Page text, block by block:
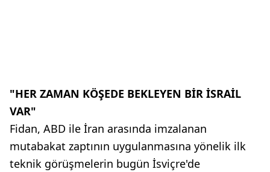
"HER ZAMAN KÖŞEDE BEKLEYEN BİR İSRAİL
VAR"
Fidan, ABD ile İran arasında imzalanan
mutabakat zaptının uygulanmasına yönelik ilk
teknik görüşmelerin bugün İsviçre'de